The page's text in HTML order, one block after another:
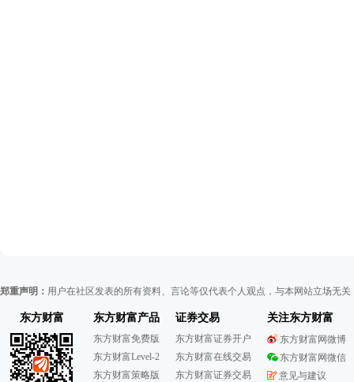
郑重声明： 用户在社区发表的所有资料、言论等仅代表个人观点，与本网站立场无
东方财富 东方财富产品
东方财富免费版
东方财富Level-2
东方财富策略版
证券交易
东方财富证券开户
东方财富在线交易
东方财富证券交易
关注东方财富
东方财富网微博
东方财富网微信
意见与建议